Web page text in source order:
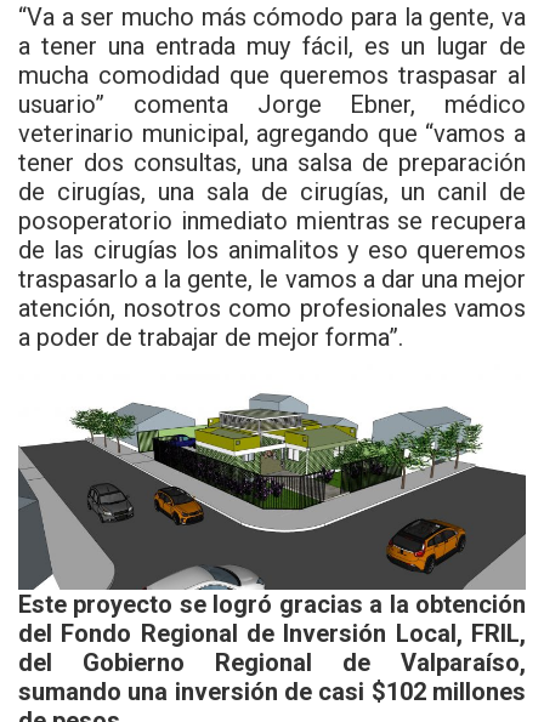
“Va a ser mucho más cómodo para la gente, va
a tener una entrada muy fácil, es un lugar de
mucha comodidad que queremos traspasar al
usuario” comenta Jorge Ebner, médico
veterinario municipal, agregando que “vamos a
tener dos consultas, una salsa de preparación
de cirugías, una sala de cirugías, un canil de
posoperatorio inmediato mientras se recupera
de las cirugías los animalitos y eso queremos
traspasarlo a la gente, le vamos a dar una mejor
atención, nosotros como profesionales vamos
a poder de trabajar de mejor forma”.
Este proyecto se logró gracias a la obtención
del Fondo Regional de Inversión Local, FRIL,
del Gobierno Regional de Valparaíso,
sumando una inversión de casi $102 millones